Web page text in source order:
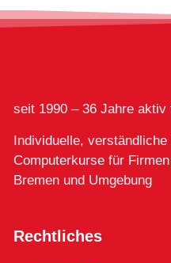
seit 1990 – 36 Jahre
Individuelle,
Computerkurse für
Bremen und Umgebung
Rechtliches